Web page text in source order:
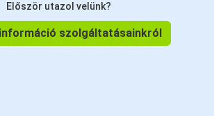
Először utazol velünk?
szolgáltatásainkról